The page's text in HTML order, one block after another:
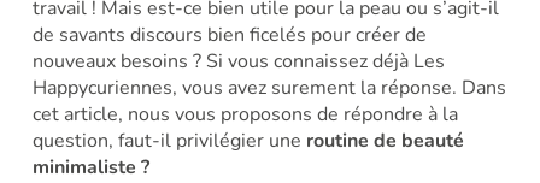
travail ! Mais est-ce bien utile pour la peau ou s’agit-il
de savants discours bien ficelés pour créer de
nouveaux besoins ? Si vous connaissez déjà Les
Happycuriennes, vous avez surement la réponse. Dans
cet article, nous vous proposons de répondre à la
question, faut-il privilégier une routine de beauté
minimaliste ?